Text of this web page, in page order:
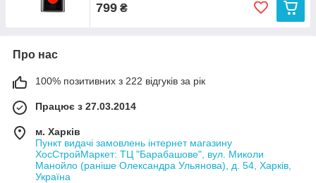
799 ₴
Про нас
100% позитивних з 222 відгуків за рік
Працює з 27.03.2014
м. Харків
Пункт видачі замовлень інтернет магазину
ХосСтройМаркет: ТЦ "Барабашове", вул. Миколи
Манойло (раніше Олександра Ульянова), д. 54, Харків,
Україна